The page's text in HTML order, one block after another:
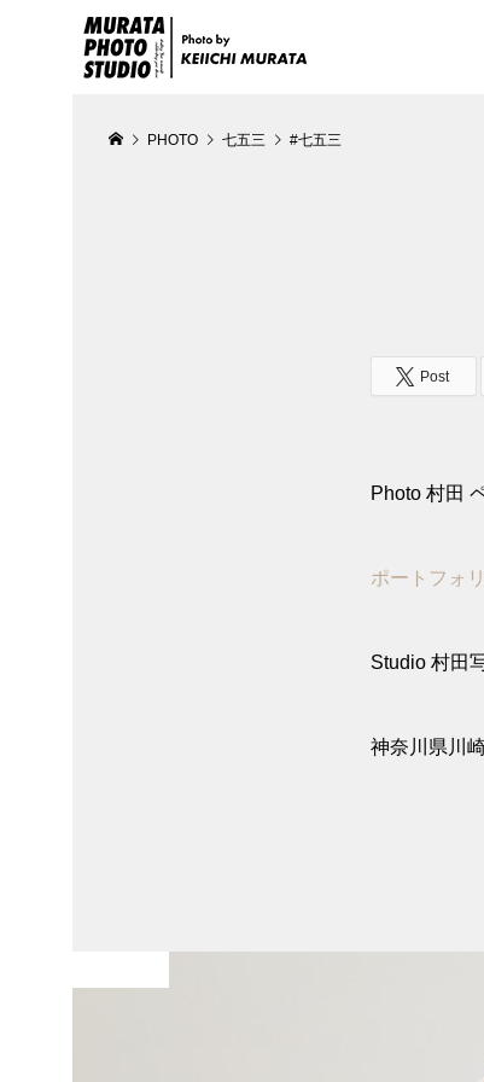
PHOTO 七五三 #七五三
Post
Photo 村田
ポートフォ
Studio 村田
神奈川県川